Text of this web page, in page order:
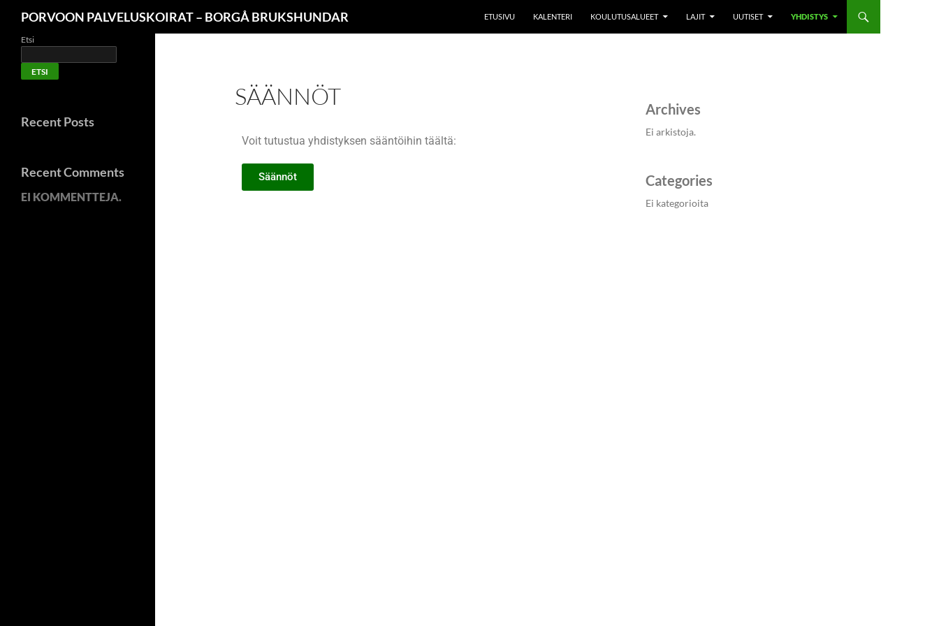
PORVOON PALVELUSKOIRAT – BORGÅ BRUKSHUNDAR ETUSIVU KALENTERI KOULUTUSALUEET LAJIT UUTISET YHDISTYS
SÄÄNNÖT
Voit tutustua yhdistyksen sääntöihin täältä:
Säännöt
Archives
Ei arkistoja.
Categories
Ei kategorioita
Etsi
ETSI
Recent Posts
Recent Comments
EI KOMMENTTEJA.